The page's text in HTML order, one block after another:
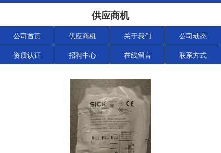
供应商机
公司首页 供应商机 关于我们 公司动态
资质认证 招聘中心 在线留言 联系方式